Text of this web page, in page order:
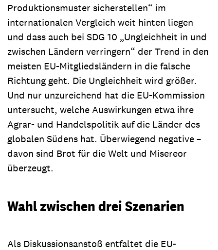
Produktionsmuster sicherstellen“ im
internationalen Vergleich weit hinten liegen
und dass auch bei SDG 10 „Ungleichheit in und
zwischen Ländern verringern“ der Trend in den
meisten EU-Mitgliedsländern in die falsche
Richtung geht. Die Ungleichheit wird größer.
Und nur unzureichend hat die EU-Kommission
untersucht, welche Auswirkungen etwa ihre
Agrar- und Handelspolitik auf die Länder des
globalen Südens hat. Überwiegend negative –
davon sind Brot für die Welt und Misereor
überzeugt.
Wahl zwischen drei Szenarien
Als Diskussionsanstoß entfaltet die EU-